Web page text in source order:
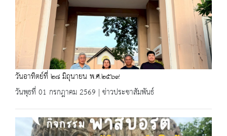
วันอาทิตย์ที่ ๒๘ มิถุนายน พ.ศ.๒๕๖๙
วันพุธที่ 01 กรกฎาคม 2569 | ข่าวประชาสัมพันธ์